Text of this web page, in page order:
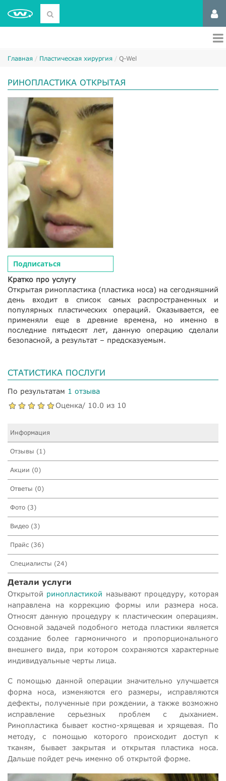
Главная Пластическая хирургия Q-Wel
РИНОПЛАСТИКА ОТКРЫТАЯ
Подписаться
Кратко про услугу
Открытая ринопластика (пластика носа) на сегодняшний
день входит в список самых распространенных и
популярных пластических операций. Оказывается, ее
применяли еще в древние времена, но именно в
последние пятьдесят лет, данную операцию сделали
безопасной, а результат – предсказуемым.
СТАТИСТИКА ПОСЛУГИ
По результатам 1 отзыва
Оценка/ 10.0 из 10
Информация
Отзывы (1)
Акции (0)
Ответы (0)
Фото (3)
Видео (3)
Прайс (36)
Специалисты (24)
Детали услуги
Открытой ринопластикой называют процедуру, которая
направлена на коррекцию формы или размера носа.
Относят данную процедуру к пластическим операциям.
Основной задачей подобного метода пластики является
создание более гармоничного и пропорционального
внешнего вида, при котором сохраняются характерные
индивидуальные черты лица.
С помощью данной операции значительно улучшается
форма носа, изменяются его размеры, исправляются
дефекты, полученные при рождении, а также возможно
исправление серьезных проблем с дыханием.
Ринопластика бывает костно-хрящевая и хрящевая. По
методу, с помощью которого происходит доступ к
тканям, бывает закрытая и открытая пластика носа.
Дальше пойдет речь именно об открытой форме.